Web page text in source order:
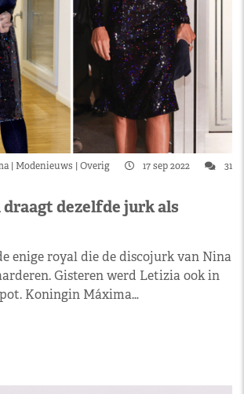
Modenieuws Overig 17 sep 2022
31
draagt dezelfde jurk als
enige royal die de discojurk van Nina
Gisteren werd Letizia ook in
Koningin Máxima…